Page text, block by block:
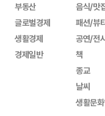
부동산
글로벌경제
생활경제
경제일반
음식/맛
패션/뷰
공연/전
책
종교
날씨
생활문